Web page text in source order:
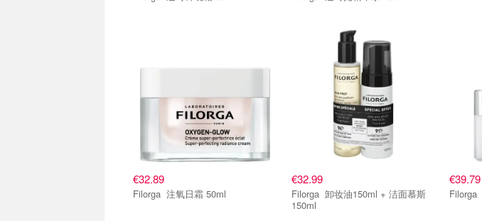
€32.89
Filorga 注氧日霜 50ml
€32.99
Filorga 卸妆油150ml + 洁面慕斯
150ml
€39.79